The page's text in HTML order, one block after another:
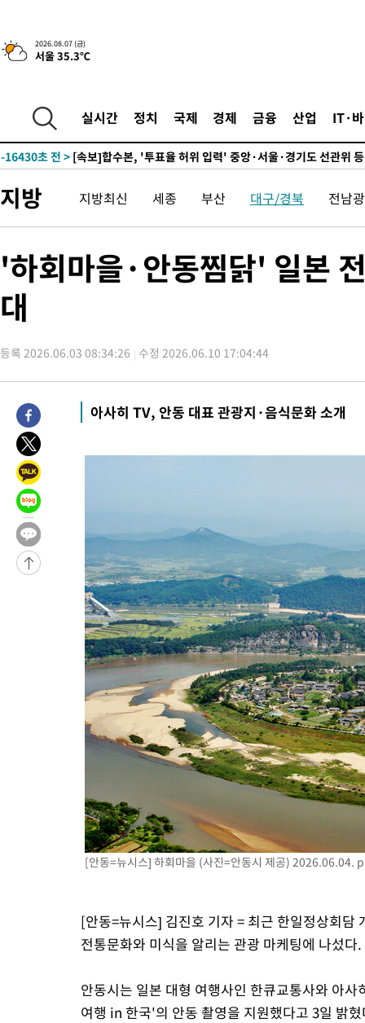
2026.08.07 (금)
서울 35.3℃
실시간 정치 국제 경제 금융 산업 IT·
-19592초 전 >민주 콩고 에볼라환자 4천명 돌파, 4053명 발생 1850명 사망
-18842초 전 >[속보]'300억원대 사기 혐의' 차가원 대표 구속 송치
-16549초 전 >
[속보]경찰·노동부, HL만도 평택사업장 끼임 사망 관련 압수
-16430초 전 >
압수수색
-16185초 전 > [속보]원·달러 환율, 오전 9시 1423.8원
-15967초 전 >
[속보]코스닥, 5.95포인트(0.74%) 상승한 807.62개장
-15935초 전 >[속보]코스피, 6300선 재탈환…1.09% 오른 6365.07 개장
태
-12398초 전 >
입추에도 극한더위…서울 낮 39도 '폭염중대경보'
-7362초 전 >
례 큰 폭발음
-6077초 전 >
-1928초 전 >[속보] 뉴욕증시, 일제 하락 마감…나스닥 0.06%↓
-30661초 전 >[속보]국힘 윤리위, '돌려차기 발언' 진종오·서범수 징계 절차
-25986초 전 >
[속보] 7월 중국 수출 23.9%↑ 수입 27.5%↑…무역총액
25.3%↑
-23146초 전 >
-23012초 전 >
[속보]종합특검, '관저이전 봐주기 감사' 유병호 구속기소
-19612초 전 >
-18862초 전 >
-18056초 전 >
-16569초 전 >
[속보]경찰·노동부, HL만도 평택사업장 끼임 사망 관련 압수
-16450초 전 >
[속보]합수본, '투표율 허위 입력' 중앙·서울·경기도 선관위
[속보]원·달러 환율, 오전 9시 1423.8원
[속보]삼성전자·SK하이닉스 동반 강보합…1%대 상승 출발
[속보]코스닥, 5.95포인트(0.74%) 상승한 807.62개장
[속보]코스피, 6300선 재탈환…1.09% 오른 6365.07 개장
시리아 다마스쿠스 교외에서 미니버스 폭발.. 14명 부상, 3명
입추에도 극한더위…서울 낮 39도 '폭염중대경보'
이란, 호르무즈서 "적국 목표물들"과 대치로 남부 케슘섬에서
[속보]美, 폴리실리콘 수입 규제…파생제품 15% 관세, 120일
[속보]트럼프, 美 원정출산 금지 행정명령 서명
[속보] 뉴욕증시, 일제 하락 마감…나스닥 0.06%↓
지방 지방최신 세종 부산 대구/경북 전남
'하회마을·안동찜닭' 일본
대
등록 2026.06.03 08:34:26 수정 2026.06.10 17:04:44
아사히 TV, 안동 대표 관광지·음식문화 소개
[안동=뉴시스] 하회마을 (사진=안동시 제공) 2026.06.04.
[안동=뉴시스] 김진호 기자 = 최근 한일정상회담
전통문화와 미식을 알리는 관광 마케팅에 나섰다.
안동시는 일본 대형 여행사인 한큐교통사와 아
여행 in 한국'의 안동 촬영을 지원했다고 3일 밝